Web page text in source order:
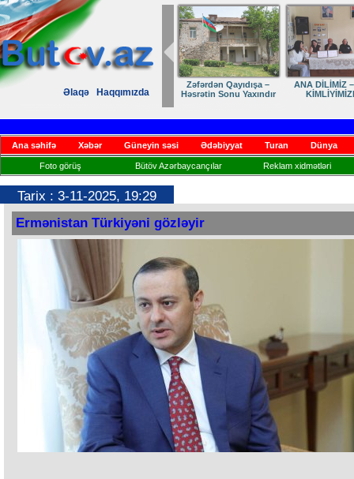
Əlaqə Haqqımızda
Zəfərdən Qayıdışa –
Həsrətin Sonu Yaxındır
ANA DİLİMİZ
Ana səhifə Xəbər Güneyin səsi Ədəbiyyat Turan Dünya
Foto görüş Bütöv Azərbaycançılar Reklam xidmətləri
Tarix : 3-11-2025, 19:29
Ermənistan Türkiyəni gözləyir